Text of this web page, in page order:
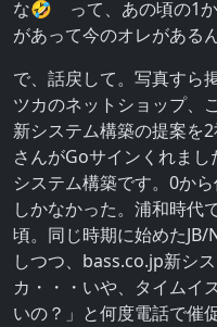
な🤣 って、あの頃の1
があって今のオレがある
で、話戻して。写真すら
ツカのネットショップ、
新システム構築の提案を
さんがGoサインくれま
システム構築です。0か
しかなかった。浦和時代
頃。同じ時期に始めたJB/
しつつ、bass.co.jp新シ
カ・・・いや、タイムイ
いの？」と何度電話で催